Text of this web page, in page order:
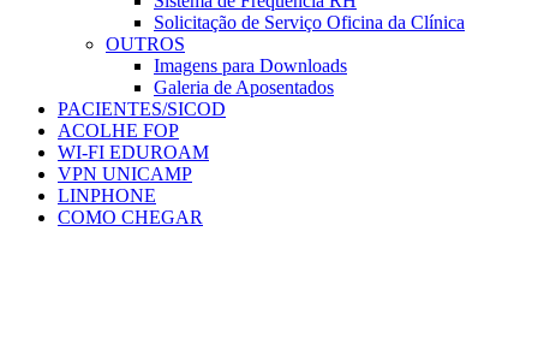
Solicitação de Serviço Oficina da Clínica
OUTROS
Imagens para Downloads
Galeria de Aposentados
PACIENTES/SICOD
ACOLHE FOP
WI-FI EDUROAM
VPN UNICAMP
LINPHONE
COMO CHEGAR